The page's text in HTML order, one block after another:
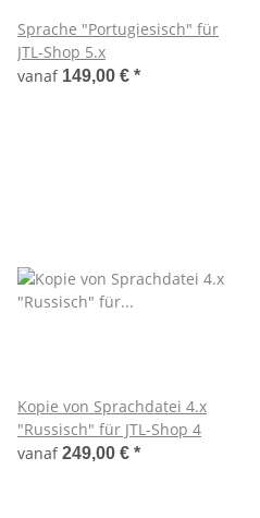
Sprache "Portugiesisch" für
JTL-Shop 5.x
vanaf 149,00 € *
Kopie von Sprachdatei 4.x
"Russisch" für JTL-Shop 4
vanaf249,00 € *